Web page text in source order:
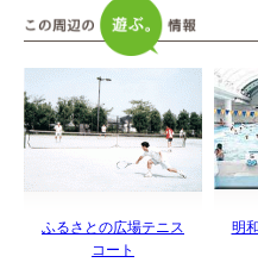
ふるさとの広場テニス
コート
明